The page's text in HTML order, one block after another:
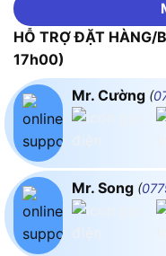
HỖ TRỢ ĐẶT
17h00)
Mr. Cường (
Mr. Song (